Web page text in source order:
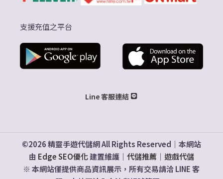
支援充值之平台
Line 客服連結
©2026 精靈手遊代儲網 All Rights Reserved｜本網站
由 Edge SEO優化建置維護｜ 代儲推薦｜ 遊戲代儲
※ 本網站僅提供商品資訊展示，所有交易請洽 LINE 客